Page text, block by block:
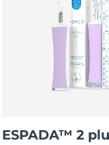
ESPADA™ 2